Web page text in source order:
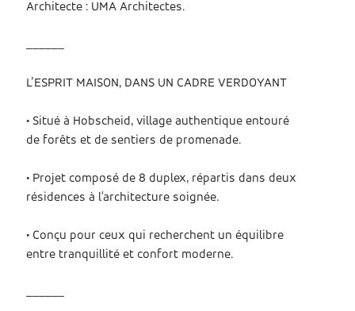
Architecte : UMA Architectes.
L’ESPRIT MAISON, DANS UN CADRE VERDOYANT
• Situé à Hobscheid, village authentique entouré
de forêts et de sentiers de promenade.
• Projet composé de 8 duplex, répartis dans deux
résidences à l'architecture soignée.
• Conçu pour ceux qui recherchent un équilibre
entre tranquillité et confort moderne.